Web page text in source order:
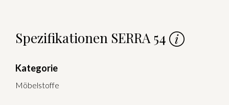
Spezifikationen SERRA 54
Kategorie
Möbelstoffe